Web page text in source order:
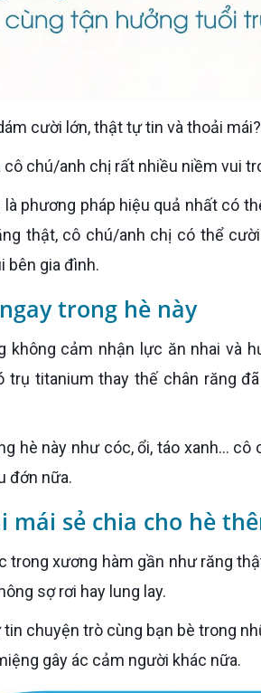
cười lớn, thật tự tin và thoải mái?
cô chú/anh chị rất nhiều niềm vui
thật, cô chú/anh chị có thể
bên gia đình.
trong hè này
trụ titanium thay thế chân răng
đớn nữa.
sẻ chia cho hè
sợ rơi hay lung lay.
gây ác cảm người khác nữa.